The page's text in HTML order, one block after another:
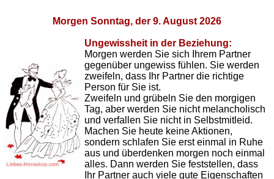
Morgen Sonntag, der 9. August 2026
Ungewissheit in der Beziehung:
Morgen werden Sie sich Ihrem Partner
gegenüber ungewiss fühlen. Sie werden
zweifeln, dass Ihr Partner die richtige
Person für Sie ist.
Zweifeln und grübeln Sie den morgigen
Tag, aber werden Sie nicht melancholisch
und verfallen Sie nicht in Selbstmitleid.
Machen Sie heute keine Aktionen,
sondern schlafen Sie erst einmal in Ruhe
aus und überdenken morgen noch einmal
alles. Dann werden Sie feststellen, dass
Ihr Partner auch viele gute Eigenschaften